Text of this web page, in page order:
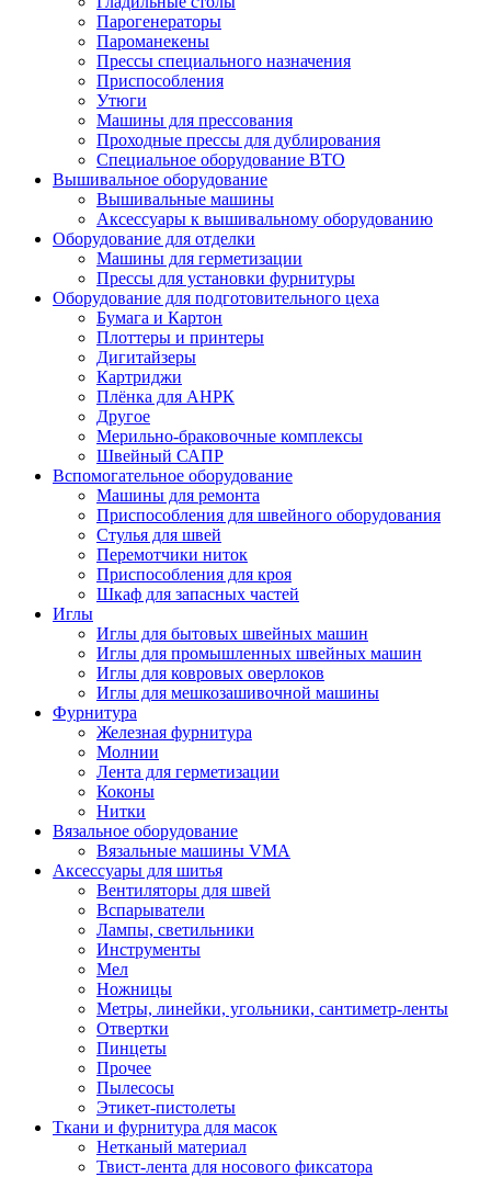
Парогенераторы
Пароманекены
Прессы специального назначения
Приспособления
Утюги
Машины для прессования
Проходные прессы для дублирования
Специальное оборудование ВТО
Вышивальное оборудование
Вышивальные машины
Аксессуары к вышивальному оборудованию
Оборудование для отделки
Машины для герметизации
Прессы для установки фурнитуры
Оборудование для подготовительного цеха
Бумага и Картон
Плоттеры и принтеры
Дигитайзеры
Картриджи
Плёнка для АНРК
Другое
Мерильно-браковочные комплексы
Швейный САПР
Вспомогательное оборудование
Машины для ремонта
Приспособления для швейного оборудования
Стулья для швей
Перемотчики ниток
Приспособления для кроя
Шкаф для запасных частей
Иглы
Иглы для бытовых швейных машин
Иглы для промышленных швейных машин
Иглы для ковровых оверлоков
Иглы для мешкозашивочной машины
Фурнитура
Железная фурнитура
Молнии
Лента для герметизации
Коконы
Нитки
Вязальное оборудование
Вязальные машины VMA
Аксессуары для шитья
Вентиляторы для швей
Вспарыватели
Лампы, светильники
Инструменты
Мел
Ножницы
Метры, линейки, угольники, сантиметр-ленты
Отвертки
Пинцеты
Прочее
Пылесосы
Этикет-пистолеты
Ткани и фурнитура для масок
Нетканый материал
Твист-лента для носового фиксатора